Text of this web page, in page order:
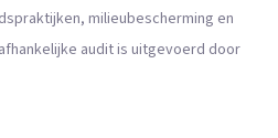
milieubescherming en
audit is uitgevoerd door